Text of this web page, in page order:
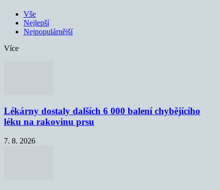
Vše
Nejlepší
Nejpopulárnější
Více
Lékárny dostaly dalších 6 000 balení chybějícího
léku na rakovinu prsu
7. 8. 2026